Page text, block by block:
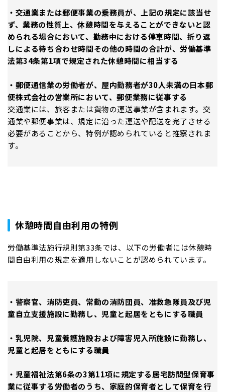
・交通業または郵便事業の乗務員が、上記の規定に該当せ
ず、業務の性質上、休憩時間を与えることができないと認
められる場合において、勤務中における停車時間、折り返
しによる待ち合わせ時間その他の時間の合計が、労働基準
法第34条第1項で規定された休憩時間に相当する
・郵便通信業の労働者が、屋内勤務者が30人未満の日本郵
便株式会社の営業所において、郵便業務に従事する
交通業には、旅客または貨物の運送事業が含まれます。交
通業や郵便事業は、規定に沿った運送や配送を完了させる
必要があることから、特例が認められていると推察されま
す。
休憩時間自由利用の特例
労働基準法施行規則第33条では、以下の労働者には休憩時
間自由利用の規定を適用しないことが認められています。
・警察官、消防吏員、常勤の消防団員、准救急隊員及び児
童自立支援施設に勤務し、児童と起居をともにする職員
・乳児院、児童養護施設および障害児入所施設に勤務し、
児童と起居をともにする職員
・児童福祉法第6条の3第11項に規定する居宅訪問型保育事
業に従事する労働者のうち、家庭的保育者として保育を行